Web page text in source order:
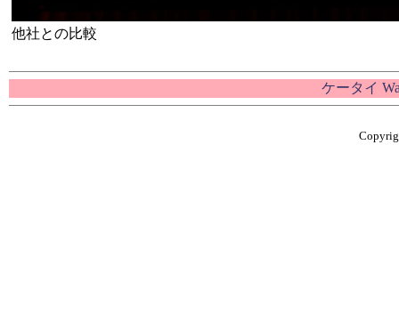
他社との比較
ケータイ